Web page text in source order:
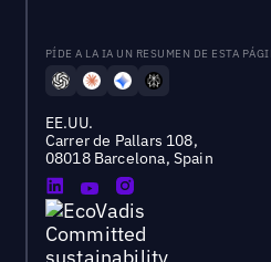
PÍDE A LA IA UN RESUMEN DE ESTA
EE.UU.
Carrer de Pallars 108,
08018 Barcelona, Spain